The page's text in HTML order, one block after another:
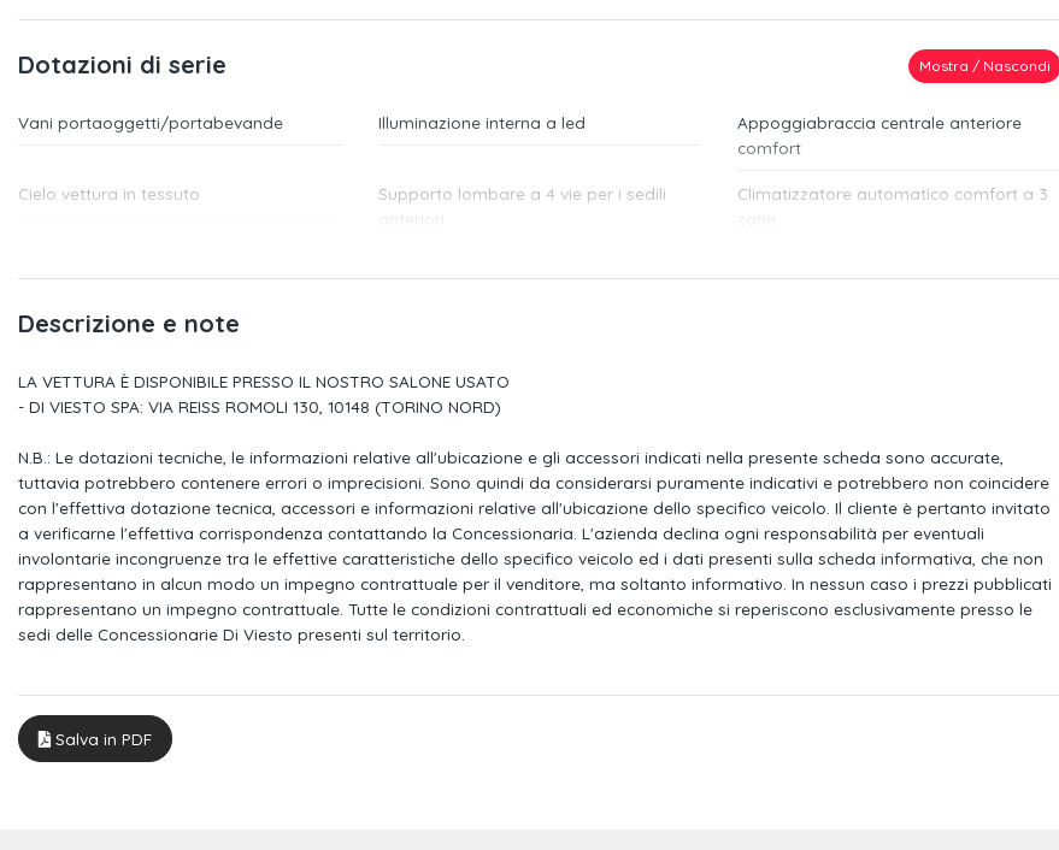
Dotazioni di serie Mostra / Nascondi
Vani portaoggetti/portabevande Illuminazione interna a led
Appoggiabraccia centrale anteriore
comfort
Cielo vettura in tessuto
Supporto lombare a 4 vie per i sedili
anteriori
Climatizzatore automatico comfort a 3
Kit di pronto soccorso triangolo di
Inserti in micrometallic argento
Dispositivo antiavviamento elettronico
Assetto dinamico
Sistema di navigazione mmi plus con
mmi touch
Ricezione radio digitale (dab)
Prese usb (2) per i passeggeri posteriori
Presa 12v nella consolle centrale
anteriore e posteriore
Audi smartphone interface
Cofano anteriore con sistema di
protezione dei pedoni
Specchietti retrovisori esterni, regolabili,
riscaldabili, ripiegabili elettricamente e
Cerchi in lega di alluminio 8 j x 19 a
Verniciatura completa per paraurti
Descrizione e note
LA VETTURA È DISPONIBILE PRESSO IL NOSTRO SALONE USATO
- DI VIESTO SPA: VIA REISS ROMOLI 130, 10148 (TORINO NORD)
N.B.: Le dotazioni tecniche, le informazioni relative all'ubicazione e gli accessori indicati nella presente scheda sono accurate,
tuttavia potrebbero contenere errori o imprecisioni. Sono quindi da considerarsi puramente indicativi e potrebbero non coincidere
con l'effettiva dotazione tecnica, accessori e informazioni relative all'ubicazione dello specifico veicolo. Il cliente è pertanto invitato
a verificarne l'effettiva corrispondenza contattando la Concessionaria. L'azienda declina ogni responsabilità per eventuali
involontarie incongruenze tra le effettive caratteristiche dello specifico veicolo ed i dati presenti sulla scheda informativa, che non
rappresentano in alcun modo un impegno contrattuale per il venditore, ma soltanto informativo. In nessun caso i prezzi pubblicati
rappresentano un impegno contrattuale. Tutte le condizioni contrattuali ed economiche si reperiscono esclusivamente presso le
sedi delle Concessionarie Di Viesto presenti sul territorio.
Salva in PDF